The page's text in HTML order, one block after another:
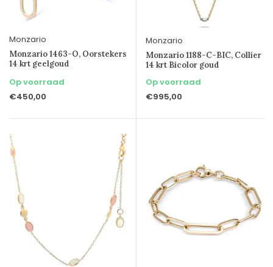
Monzario
Monzario 1463-O, Oorstekers
14 krt geelgoud
Op voorraad
€450,00
Monzario
Monzario 1188-C-BIC, Collier
14 krt Bicolor goud
Op voorraad
€995,00